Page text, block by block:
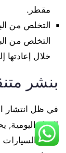
مقطر.
التخلص من
التخلص من
خلال إعادتها
بنشر
في ظل انتشار
الحياة
صيانة